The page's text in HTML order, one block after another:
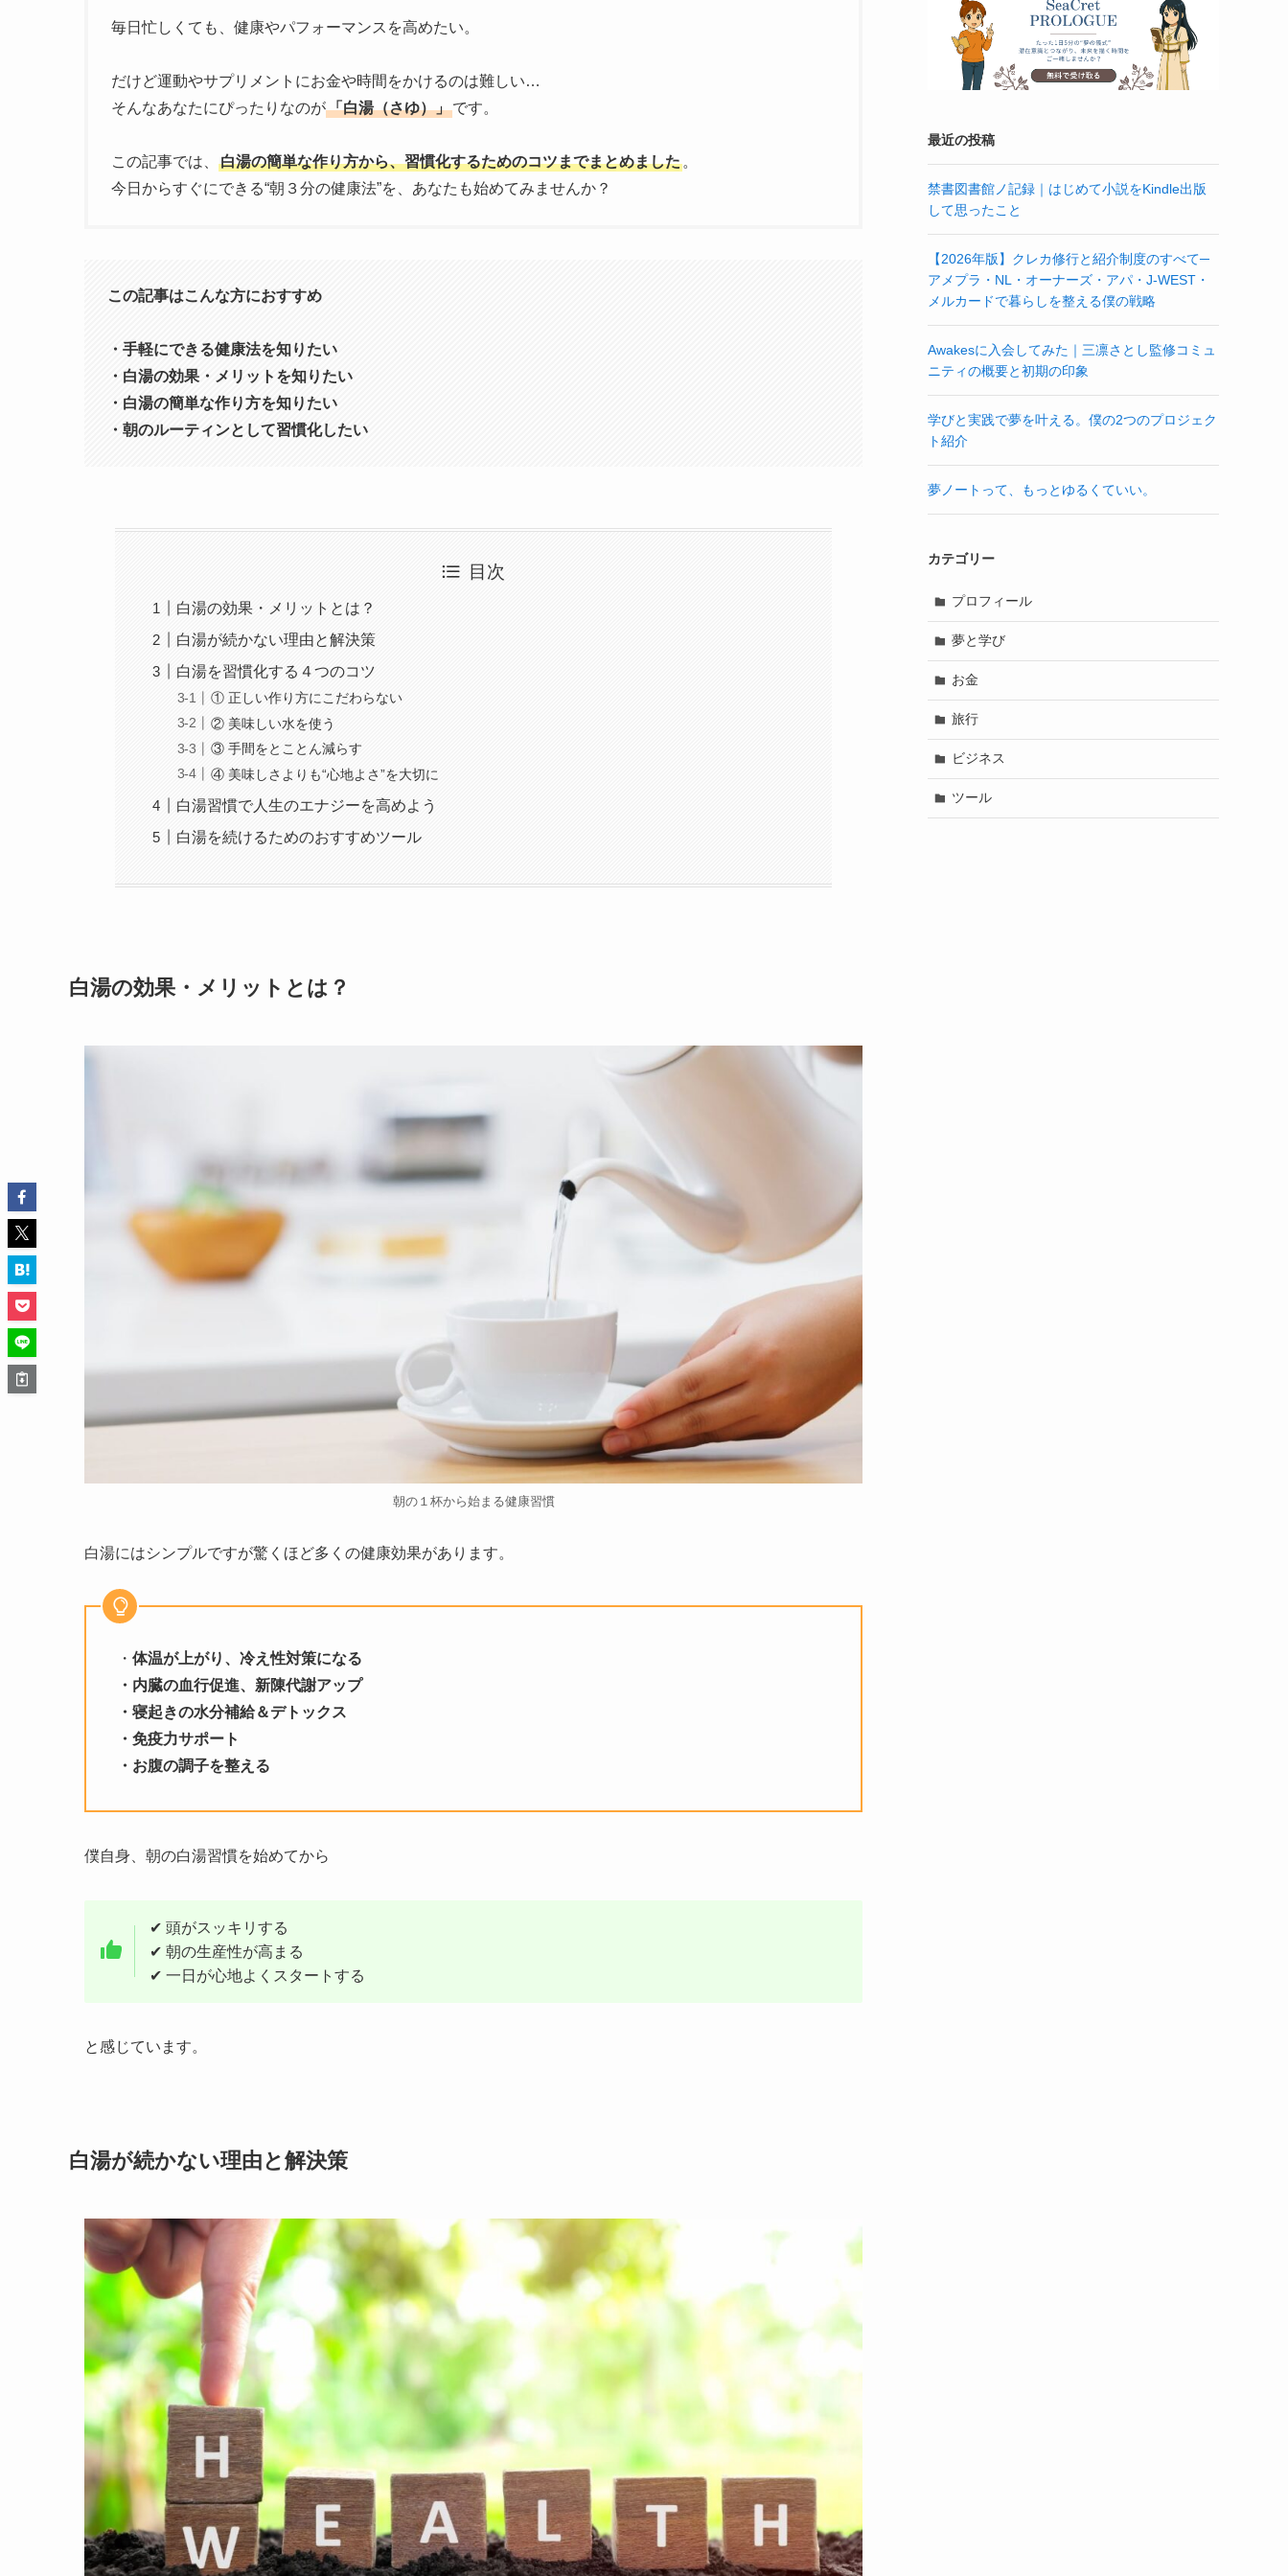
毎日忙しくても、健康やパフォーマンスを高めたい。
だけど運動やサプリメントにお金や時間をかけるのは難しい…
そんなあなたにぴったりなのが「白湯（さゆ）」です。
この記事では、 白湯の簡単な作り方から、習慣化するためのコツまでまとめました 。
今日からすぐにできる“朝３分の健康法”を、あなたも始めてみませんか？
この記事はこんな方におすすめ
・手軽にできる健康法を知りたい
・白湯の効果・メリットを知りたい
・白湯の簡単な作り方を知りたい
・朝のルーティンとして習慣化したい
目次
白湯の効果・メリットとは？
白湯が続かない理由と解決策
白湯を習慣化する４つのコツ
① 正しい作り方にこだわらない
② 美味しい水を使う
③ 手間をとことん減らす
④ 美味しさよりも“心地よさ”を大切に
白湯習慣で人生のエナジーを高めよう
白湯を続けるためのおすすめツール
白湯の効果・メリットとは？
朝の１杯から始まる健康習慣
白湯にはシンプルですが驚くほど多くの健康効果があります。
・ 体温が上がり、冷え性対策になる
・内臓の血行促進、新陳代謝アップ
・寝起きの水分補給＆デトックス
・免疫力サポート
・お腹の調子を整える
僕自身、朝の白湯習慣を始めてから
✔ 頭がスッキリする
✔ 朝の生産性が高まる
✔ 一日が心地よくスタートする
と感じています。
白湯が続かない理由と解決策
最近の投稿
禁書図書館ノ記録｜はじめて小説をKindle出版
して思ったこと
【2026年版】クレカ修行と紹介制度のすべて─
アメプラ・NL・オーナーズ・アパ・J-WEST・
メルカードで暮らしを整える僕の戦略
Awakesに入会してみた｜三凛さとし監修コミュ
ニティの概要と初期の印象
学びと実践で夢を叶える。僕の2つのプロジェク
ト紹介
夢ノートって、もっとゆるくていい。
カテゴリー
プロフィール
夢と学び
お金
旅行
ビジネス
ツール